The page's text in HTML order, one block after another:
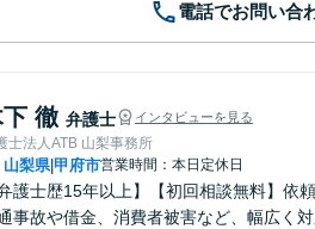
電話でお問い合
徹 弁護士 インタビューを見る
士法人ATB 山梨事務所
山梨県|甲府市営業時間：本日定休日
弁護士歴15年以上】【初回相談無料】依
事故や借金、消費者被害など、幅広く